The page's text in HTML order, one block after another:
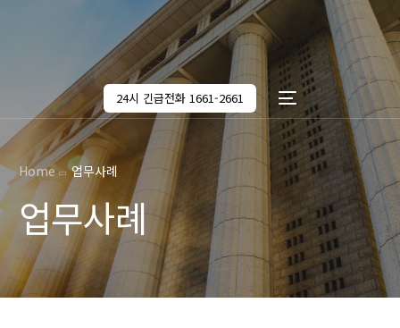
24시 긴급전화 1661-2661
Home 업무사례
업무사례